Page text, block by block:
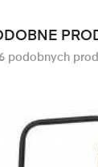
podobnych